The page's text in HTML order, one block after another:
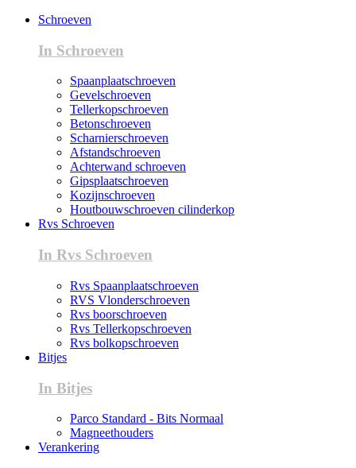
Schroeven
In Schroeven
Spaanplaatschroeven
Gevelschroeven
Tellerkopschroeven
Betonschroeven
Scharnierschroeven
Afstandschroeven
Achterwand schroeven
Gipsplaatschroeven
Kozijnschroeven
Houtbouwschroeven cilinderkop
Rvs Schroeven
In Rvs Schroeven
Rvs Spaanplaatschroeven
RVS Vlonderschroeven
Rvs boorschroeven
Rvs Tellerkopschroeven
Rvs bolkopschroeven
Bitjes
In Bitjes
Parco Standard - Bits Normaal
Magneethouders
Verankering